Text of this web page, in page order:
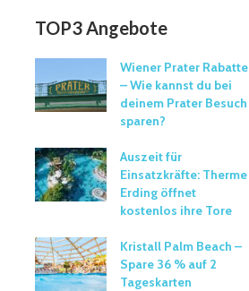
TOP3 Angebote
Wiener Prater Rabatte
– Wie kannst du bei
deinem Prater Besuch
sparen?
Auszeit für
Einsatzkräfte: Therme
Erding öffnet
kostenlos ihre Tore
Kristall Palm Beach –
Spare 36 % auf 2
Tageskarten